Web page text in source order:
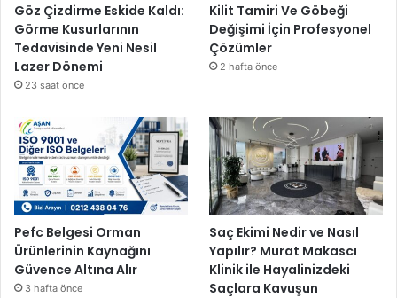
Göz Çizdirme Eskide Kaldı:
Görme Kusurlarının
Tedavisinde Yeni Nesil
Lazer Dönemi
23 saat önce
Kilit Tamiri Ve Göbeği
Değişimi İçin Profesyonel
Çözümler
2 hafta önce
Pefc Belgesi Orman
Ürünlerinin Kaynağını
Güvence Altına Alır
3 hafta önce
Saç Ekimi Nedir ve Nasıl
Yapılır? Murat Makascı
Klinik ile Hayalinizdeki
Saçlara Kavuşun